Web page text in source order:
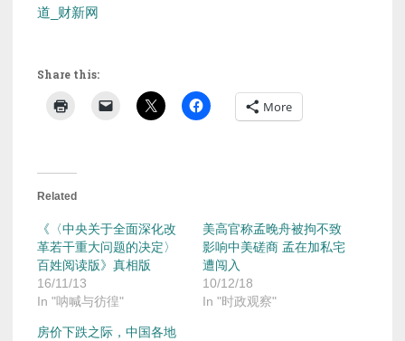
道_财新网
Share this:
More
Related
《〈中央关于全面深化改
革若干重大问题的决定〉
百姓阅读版》真相版
16/11/13
In "呐喊与彷徨"
美高官称孟晚舟被拘不致
影响中美磋商 孟在加私宅
遭闯入
10/12/18
In "时政观察"
房价下跌之际，中国各地